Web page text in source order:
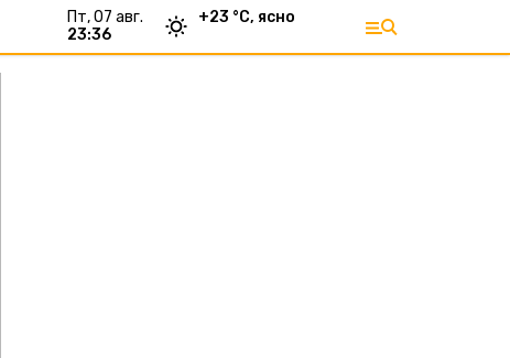
пт, 07 авг.
23:36
+23 °С, ясно